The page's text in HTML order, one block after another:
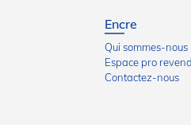
Encre
Qui sommes-nous
Espace pro
Contactez-nous